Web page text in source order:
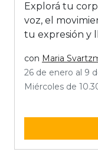
Explorá tu
voz, el
tu expresión y
con Maria
26 de enero al 9
Miércoles de